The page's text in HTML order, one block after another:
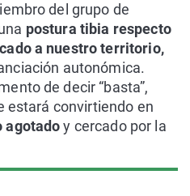
del grupo de
postura tibia respecto
a nuestro territorio,
autonómica.
de decir “basta”,
estará convirtiendo en
agotadoy cercado por la